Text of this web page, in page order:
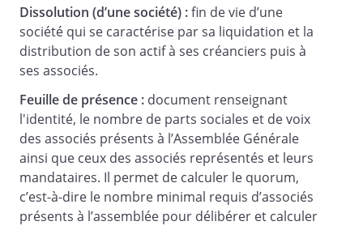
éléments de l'actif et du passif existant à
cette date et un rapport écrit par lequel il
rendra compte des opérations de
liquidation au cours de l'exercice écoulé ;
- en fin de liquidation, il convoquera
l'assemblée générale des associés pour
statuer sur le compte définitif, sur le
quitus de sa gestion et la décharge de
son mandat et pour constater la clôture
de la liquidation.
Dissolution (d’une société) :fin de vie d’une
société qui se caractérise par sa liquidation et la
distribution de son actif à ses créanciers puis à
ses associés.
Feuille de présence : document renseignant
l'identité, le nombre de parts sociales et de voix
des associés présents à l’Assemblée Générale
ainsi que ceux des associés représentés et leurs
mandataires. Il permet de calculer le quorum,
c’est-à-dire le nombre minimal requis d’associés
présents à l’assemblée pour délibérer et calculer